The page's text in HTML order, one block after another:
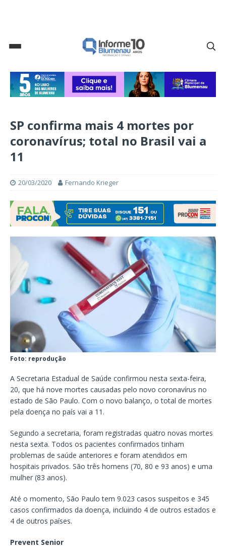
SP confirma mais 4 mortes por
coronavírus; total no Brasil vai a
11
20/03/2020 Fernando Krieger
Foto: reprodução
A Secretaria Estadual de Saúde confirmou nesta sexta-feira,
20, que há nove mortes causadas pelo novo coronavírus no
estado de São Paulo. Com o novo balanço, o total de mortes
pela doença no país vai a 11.
Segundo a secretaria, foram registradas quatro novas mortes
nesta sexta. Todos os pacientes confirmados tinham
problemas de saúde anteriores e foram atendidos em
hospitais privados. São três homens (70, 80 e 93 anos) e uma
mulher (83 anos).
Até o momento, São Paulo tem 9.023 casos suspeitos e 345
casos confirmados da doença, incluindo 4 de outros estados e
4 de outros países.
Prevent Senior